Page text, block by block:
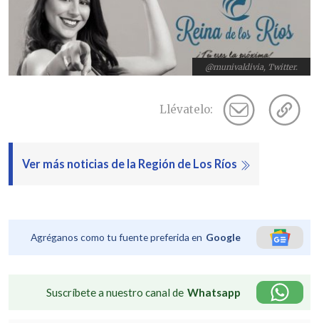
@munivaldivia, Twitter.
Llévatelo:
Ver más noticias de la Región de Los Ríos
Agréganos como tu fuente preferida en Google
Suscríbete a nuestro canal de Whatsapp